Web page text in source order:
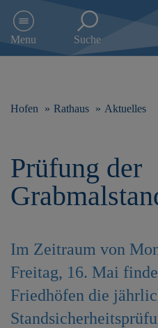
e
Menu Suche
Hofen Rathaus Aktuelles
Prüfung der
Im Zeitraum von
Freitag, 16. Mai
Friedhöfen die